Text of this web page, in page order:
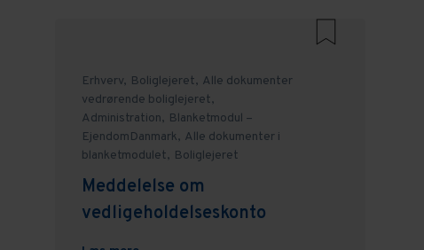
Erhverv, Boliglejeret, Alle dokumenter
vedrørende boliglejeret,
Administration, Blanketmodul –
EjendomDanmark, Alle dokumenter i
blanketmodulet, Boliglejeret
Meddelelse om
vedligeholdelseskonto